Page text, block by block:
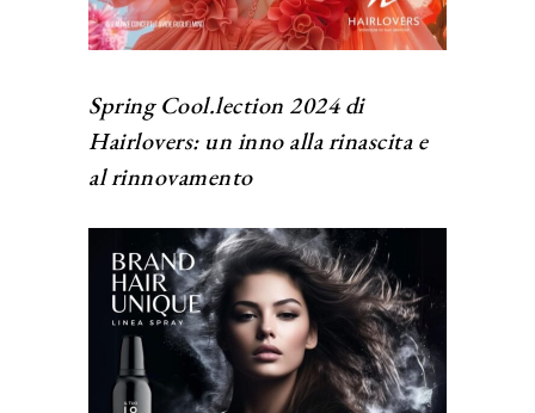
Spring Cool.lection 2024 di
Hairlovers: un inno alla rinascita e
al rinnovamento